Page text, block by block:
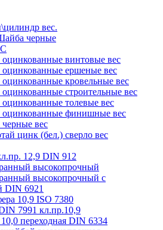
вес.
черные
оцинкованные винтовые вес
оцинкованные ершеные вес
оцинкованные кровельные вес
оцинкованные строительные вес
оцинкованные толевые вес
оцинкованные финишные вес
черные вес
цинк (бел.) сверло вес
12,9 DIN 912
высокопрочный
высокопрочный с
DIN 6921
10,9 ISO 7380
7991 кл.пр.10,9
переходная DIN 6334